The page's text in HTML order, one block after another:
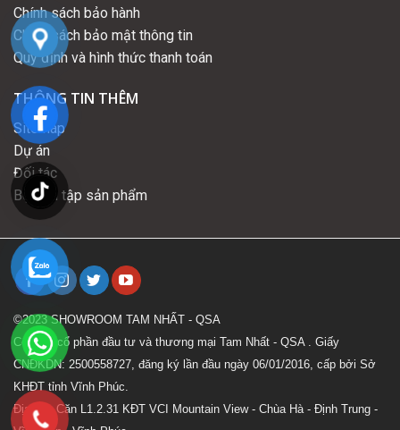
Chính sách bảo hành
Chính sách bảo mật thông tin
Quy định và hình thức thanh toán
THÔNG TIN THÊM
Sitemap
Dự án
Đối tác
Bộ sưu tập sản phẩm
©2023 SHOWROOM TAM NHẤT - QSA
Công ty cổ phần đầu tư và thương mại Tam Nhất - QSA . Giấy
CNĐKDN: 2500558727, đăng ký lần đầu ngày 06/01/2016, cấp bởi Sở
KHĐT tỉnh Vĩnh Phúc.
Địa chỉ: Căn L1.2.31 KĐT VCI Mountain View - Chùa Hà - Định Trung -